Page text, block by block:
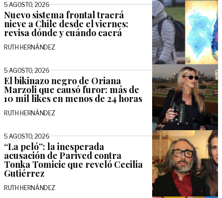
5 AGOSTO, 2026
Nuevo sistema frontal traerá
nieve a Chile desde el viernes:
revisa dónde y cuándo caerá
RUTH HERNÁNDEZ
5 AGOSTO, 2026
El bikinazo negro de Oriana
Marzoli que causó furor: más de
10 mil likes en menos de 24 horas
RUTH HERNÁNDEZ
5 AGOSTO, 2026
“La peló”: la inesperada
acusación de Parived contra
Tonka Tomicic que reveló Cecilia
Gutiérrez
RUTH HERNÁNDEZ